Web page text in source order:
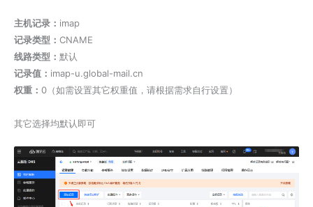
主机记录： imap
记录类型： CNAME
线路类型： 默认
记录值： imap-u.global-mail.cn
权重： 0（如需设置其它权重值，请根据需求自行设置）
其它选择均默认即可